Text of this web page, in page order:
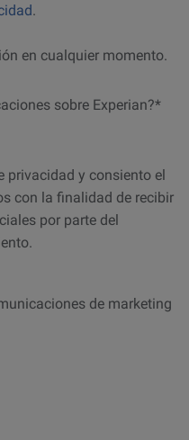
.
en cualquier momento.
sobre Experian?*
us?
privacidad y consiento el
con la finalidad de recibir
por parte del
de marketing